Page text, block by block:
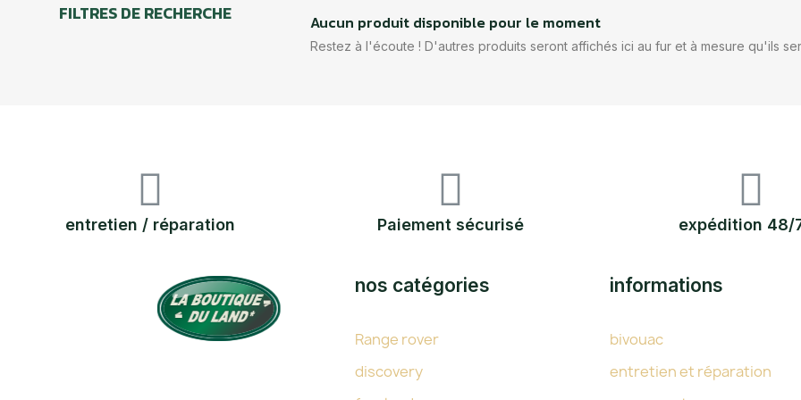
FILTRES DE RECHERCHE Aucun produit disponible pour le moment
Restez à l'écoute ! D'autres produits seront affichés ici au fur et à mesure qu'ils
entretien / réparation Paiement sécurisé expédition 48/
nos catégories
Range rover
discovery
informations
bivouac
entretien et réparation